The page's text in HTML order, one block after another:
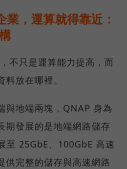
業，運算就得靠近：
不只是運算能力提高，而
放在哪裡。
與地端兩塊，QNAP 身為
期發展的是地端網路儲存
至 25GbE、100GbE 高速
供完整的儲存與高速網路